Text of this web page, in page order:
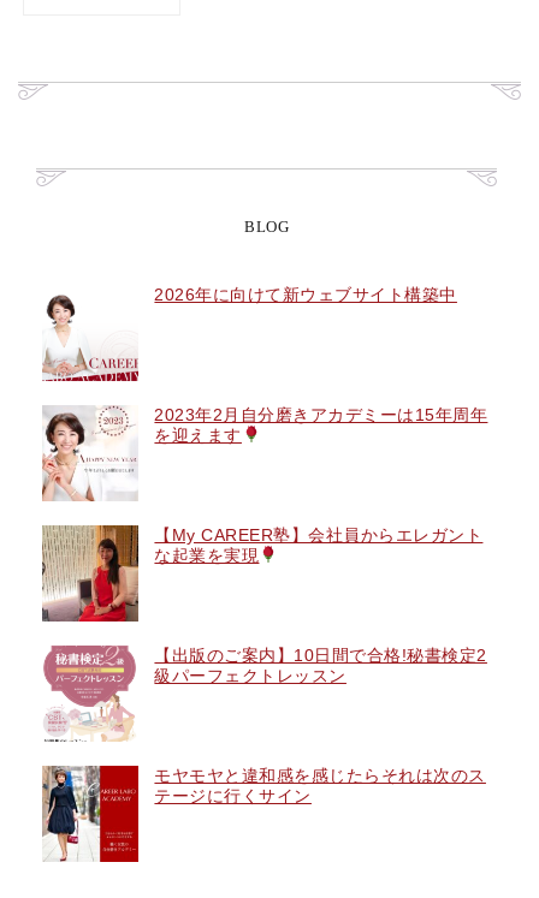
BLOG
2026年に向けて新ウェブサイト構築中
2023年2月自分磨きアカデミーは15年周年
を迎えます
【My CAREER塾】会社員からエレガント
な起業を実現
【出版のご案内】10日間で合格!秘書検定2
級パーフェクトレッスン
モヤモヤと違和感を感じたらそれは次のス
テージに行くサイン